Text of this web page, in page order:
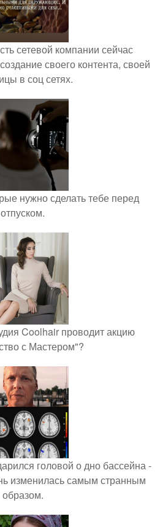
сетевой компании сейчас
своего контента, своей
в соц сетях.
нужно сделать тебе перед
отпуском.
Coolhair проводит акцию
с Мастером"?
головой о дно бассейна -
изменилась самым странным
образом.